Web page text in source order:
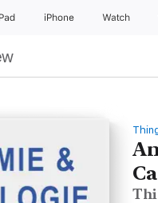
iPhone Watch